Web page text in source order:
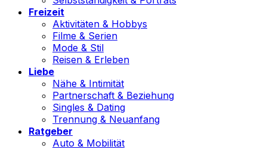
Freizeit
Aktivitäten & Hobbys
Filme & Serien
Mode & Stil
Reisen & Erleben
Liebe
Nähe & Intimität
Partnerschaft & Beziehung
Singles & Dating
Trennung & Neuanfang
Ratgeber
Auto & Mobilität